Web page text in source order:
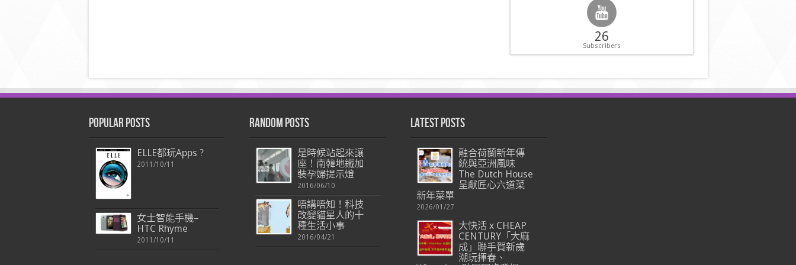
26
Subscribers
Popular Posts
ELLE都玩Apps ?
2011/10/11
女士智能手機–
HTC Rhyme
2011/10/11
Random Posts
是時候站起來讓
座！南韓地鐵加
裝孕婦提示燈
2016/06/10
唔講唔知！科技
改變貓星人的十
種生活小事
2016/04/21
Latest Posts
融合荷蘭新年傳
統與亞洲風味
The Dutch House
呈獻匠心六道菜
新年菜單
2026/01/27
大快活 x CHEAP
CENTURY「大麻
成」聯手賀新歲
潮玩揮春、